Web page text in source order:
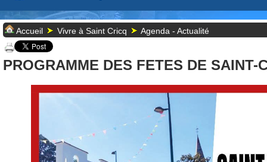
Accueil Vivre à Saint Cricq Agenda - Actualité
PROGRAMME DES FETES DE SAINT-